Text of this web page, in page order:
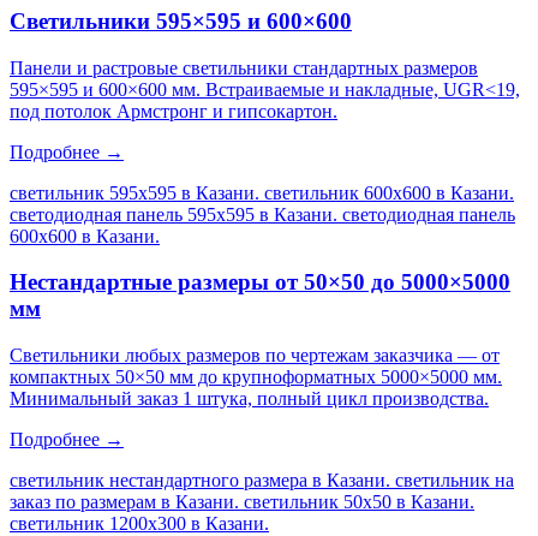
Светильники 595×595 и 600×600
Панели и растровые светильники стандартных размеров
595×595 и 600×600 мм. Встраиваемые и накладные, UGR<19,
под потолок Армстронг и гипсокартон.
Подробнее →
светильник 595х595 в Казани. светильник 600х600 в Казани.
светодиодная панель 595х595 в Казани. светодиодная панель
600х600 в Казани.
Нестандартные размеры от 50×50 до 5000×5000
мм
Светильники любых размеров по чертежам заказчика — от
компактных 50×50 мм до крупноформатных 5000×5000 мм.
Минимальный заказ 1 штука, полный цикл производства.
Подробнее →
светильник нестандартного размера в Казани. светильник на
заказ по размерам в Казани. светильник 50х50 в Казани.
светильник 1200х300 в Казани.